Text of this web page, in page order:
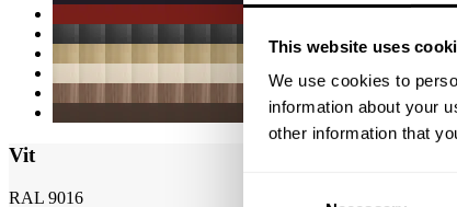
This website uses
We use cookies to
information about your
other information that
Vit
RAL 9016